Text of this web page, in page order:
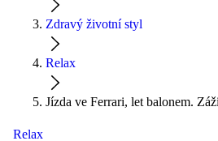
Zdravý životní styl
Relax
Jízda ve Ferrari, let balonem.
Relax